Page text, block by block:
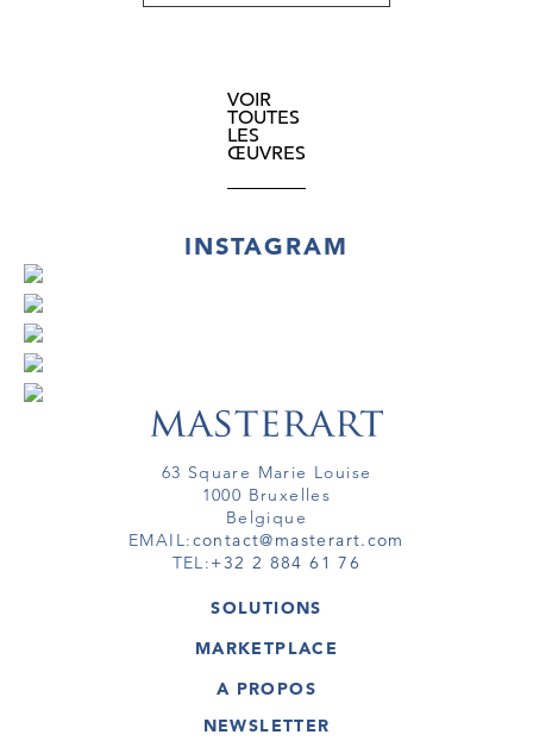
VOIR
TOUTES
LES
ŒUVRES
INSTAGRAM
63 Square Marie Louise
1000 Bruxelles
Belgique
EMAIL:contact@masterart.com
TEL:+32 2 884 61 76
SOLUTIONS
GALERIE
ARTISTE
TOUR VIRTUEL
MARKETPLACE
OEUVRES D'ART
TOURS VIRTUELS
A PROPOS
MASTERART
NEWSLETTER